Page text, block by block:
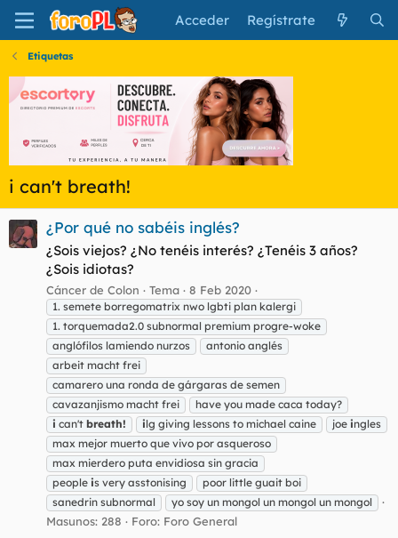
Acceder Regístrate
Etiquetas
i can't breath!
¿Por qué no sabéis inglés?
¿Sois viejos? ¿No tenéis interés? ¿Tenéis 3 años?
¿Sois idiotas?
Cáncer de Colon Tema 8 Feb 2020
1. semete borregomatrix nwo lgbti plan kalergi
1. torquemada2.0 subnormal premium progre-woke
anglófilos lamiendo nurzos
antonio anglés
arbeit macht frei
camarero una ronda de gárgaras de semen
cavazanjismo macht frei
have you made caca today?
i can't breath! ilg giving lessons to michael caine joe ingles
max mejor muerto que vivo por asqueroso
max mierdero puta envidiosa sin gracia
people is very asstonising
poor little guait boi
sanedrin subnormal
yo soy un mongol un mongol un mongol
Masunos: 288 Foro: Foro General